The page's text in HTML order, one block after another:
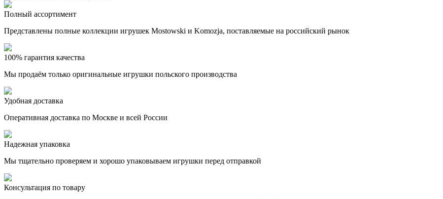
Полный ассортимент
Представлены полные коллекции игрушек Mostowski и Komozja, поставляемые на российский рынок
100% гарантия качества
Мы продаём только оригинальные игрушки польского производства
Удобная доставка
Оперативная доставка по Москве и всей России
Надежная упаковка
Мы тщательно проверяем и хорошо упаковываем игрушки перед отправкой
Консультация по товару